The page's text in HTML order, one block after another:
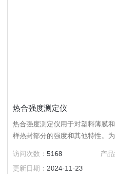
热合强度测定仪
热合强度测定仪用于对塑料薄膜
样热封部分的强度和其他特性。
压力和加压时间，帮助在实验室
访问次数：5168
产品
更新日期： 2024-11-23